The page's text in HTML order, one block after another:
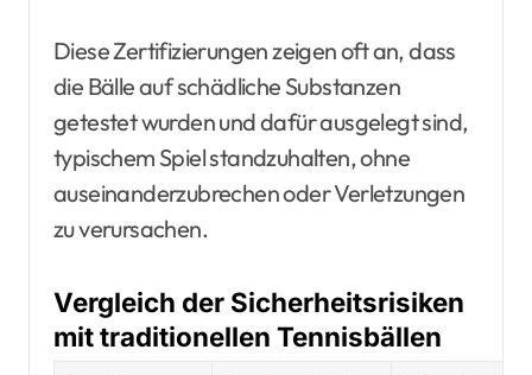
Diese Zertifizierungen zeigen oft an, dass
die Bälle auf schädliche Substanzen
getestet wurden und dafür ausgelegt sind,
typischem Spiel standzuhalten, ohne
auseinanderzubrechen oder Verletzungen
zu verursachen.
Vergleich der Sicherheitsrisiken
mit traditionellen Tennisbällen